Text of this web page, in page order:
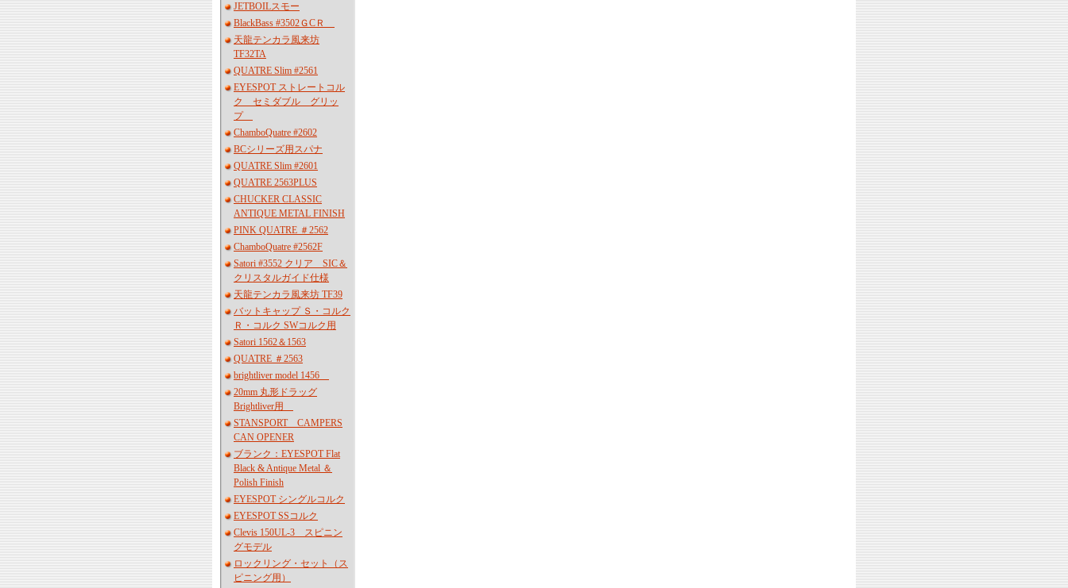
JETBOILスモー
BlackBass #3502ＧCＲ
天龍テンカラ風来坊
TF32TA
QUATRE Slim #2561
EYESPOT ストレートコル
ク セミダブル グリッ
プ
ChamboQuatre #2602
BCシリーズ用スパナ
QUATRE Slim #2601
QUATRE 2563PLUS
CHUCKER CLASSIC
ANTIQUE METAL FINISH
PINK QUATRE ＃2562
ChamboQuatre #2562F
Satori #3552 クリア SIC＆
クリスタルガイド仕様
天龍テンカラ風来坊 TF39
バットキャップ Ｓ・コルク
Ｒ・コルク SWコルク用
Satori 1562＆1563
QUATRE ＃2563
brightliver model 1456
20mm 丸形ドラッグ
Brightliver用
STANSPORT CAMPERS
CAN OPENER
ブランク：EYESPOT Flat
Black & Antique Metal ＆
Polish Finish
EYESPOT シングルコルク
EYESPOT SSコルク
Clevis 150UL-3 スピニン
グモデル
ロックリング・セット（ス
ピニング用）